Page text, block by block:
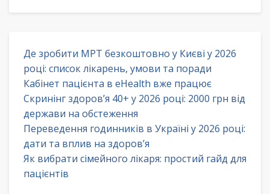
Де зробити МРТ безкоштовно у Києві у 2026
році: список лікарень, умови та поради
Кабінет пацієнта в eHealth вже працює
Скринінг здоров’я 40+ у 2026 році: 2000 грн від
держави на обстеження
Переведення годинників в Україні у 2026 році:
дати та вплив на здоров’я
Як вибрати сімейного лікаря: простий гайд для
пацієнтів